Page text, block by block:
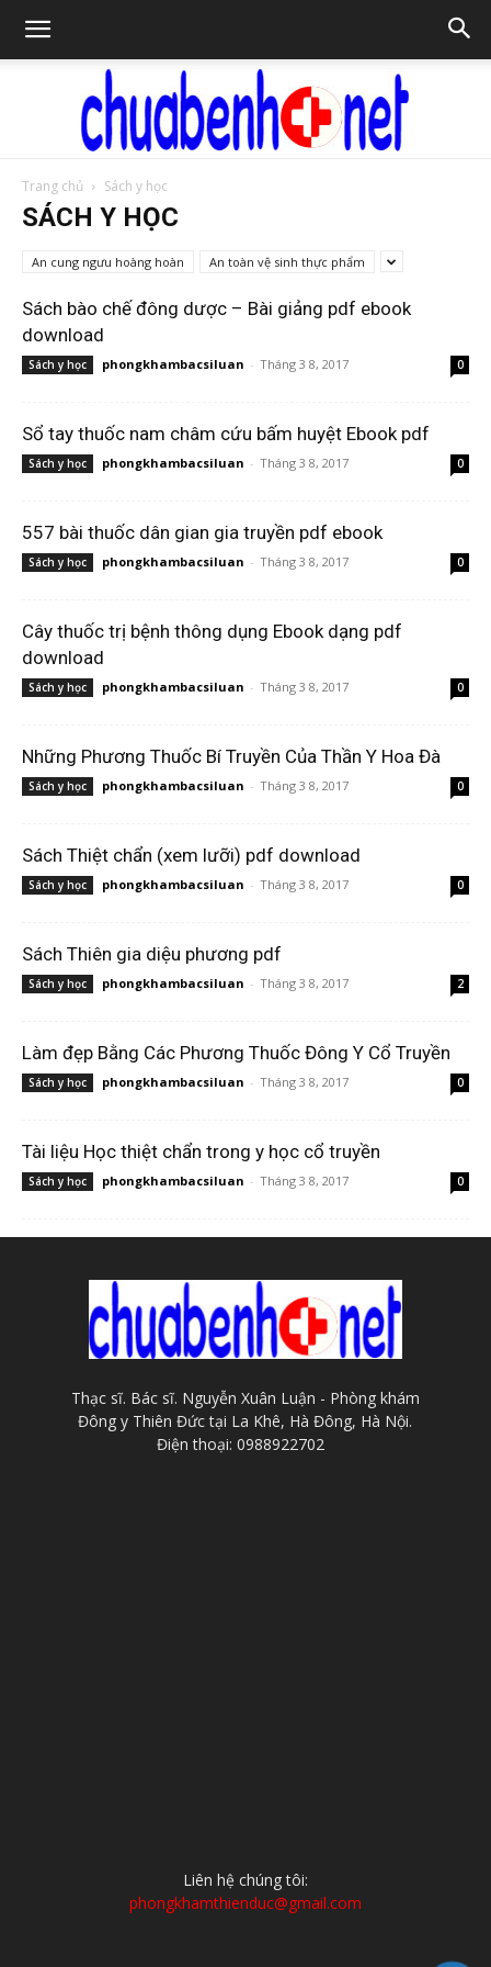
bệnh
Trang chủ Sách y học
SÁCH Y HỌC
An cung ngưu hoàng hoàn An toàn vệ sinh thực phẩm
Sách bào chế đông dược – Bài giảng pdf ebook
download
Sách y học phongkhambacsiluan - Tháng 3 8, 2017 0
Sổ tay thuốc nam châm cứu bấm huyệt Ebook pdf
Sách y học phongkhambacsiluan - Tháng 3 8, 2017 0
557 bài thuốc dân gian gia truyền pdf ebook
Sách y học phongkhambacsiluan - Tháng 3 8, 2017 0
Cây thuốc trị bệnh thông dụng Ebook dạng pdf
download
Sách y học phongkhambacsiluan - Tháng 3 8, 2017 0
Những Phương Thuốc Bí Truyền Của Thần Y Hoa Đà
Sách y học phongkhambacsiluan - Tháng 3 8, 2017 0
Sách Thiệt chẩn (xem lưỡi) pdf download
Sách y học phongkhambacsiluan - Tháng 3 8, 2017 0
Sách Thiên gia diệu phương pdf
Sách y học phongkhambacsiluan - Tháng 3 8, 2017 2
Làm đẹp Bằng Các Phương Thuốc Đông Y Cổ Truyền
Sách y học phongkhambacsiluan - Tháng 3 8, 2017 0
Tài liệu Học thiệt chẩn trong y học cổ truyền
Sách y học phongkhambacsiluan - Tháng 3 8, 2017 0
Thạc sĩ. Bác sĩ. Nguyễn Xuân Luận - Phòng khám
Đông y Thiên Đức tại La Khê, Hà Đông, Hà Nội.
Điện thoại: 0988922702
Liên hệ chúng tôi:
phongkhamthienduc@gmail.com